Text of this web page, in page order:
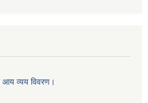
व्यय विवरण।